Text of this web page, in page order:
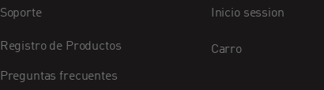
Soporte
Registro de Productos
Preguntas frecuentes
Inicio session
Carro